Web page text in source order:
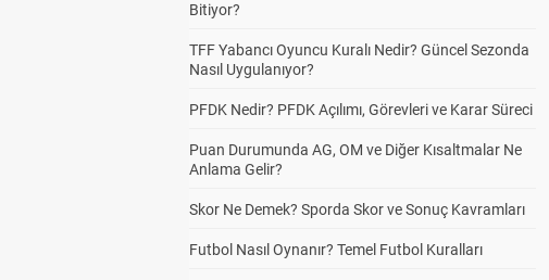
Bitiyor?
TFF Yabancı Oyuncu Kuralı Nedir? Güncel Sezonda
Nasıl Uygulanıyor?
PFDK Nedir? PFDK Açılımı, Görevleri ve Karar Süreci
Puan Durumunda AG, OM ve Diğer Kısaltmalar Ne
Anlama Gelir?
Skor Ne Demek? Sporda Skor ve Sonuç Kavramları
Futbol Nasıl Oynanır? Temel Futbol Kuralları